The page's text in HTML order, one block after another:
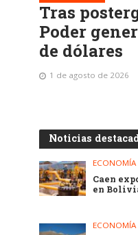
Tras
Poder
de dólares
1 de agosto de 2026
Noticias
ECONOMÍA
Caen
en
ECONOMÍA